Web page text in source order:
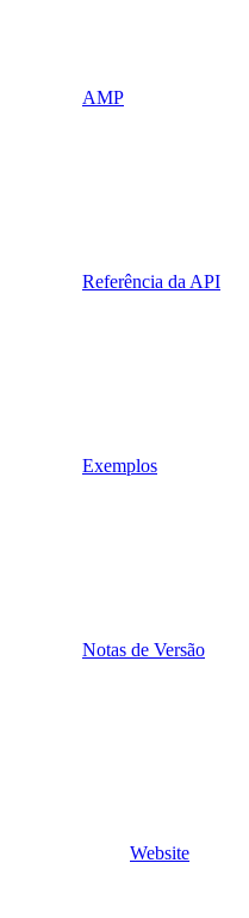
AMP
Referência da API
Exemplos
Notas de Versão
Website